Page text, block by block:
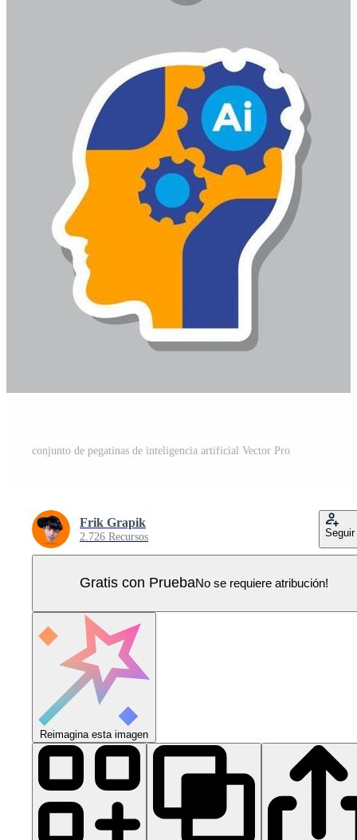
conjunto de pegatinas de inteligencia artificial Vector Pro
Frik Grapik
2.726 Recursos Seguir
Gratis con PruebaNo se requiere atribución!
Reimagina esta imagen